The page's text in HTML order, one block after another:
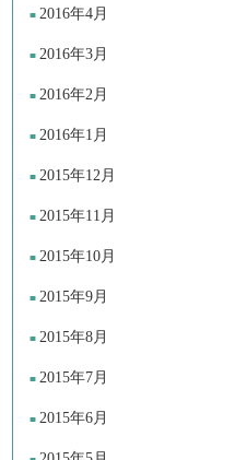
2016年4月
2016年3月
2016年2月
2016年1月
2015年12月
2015年11月
2015年10月
2015年9月
2015年8月
2015年7月
2015年6月